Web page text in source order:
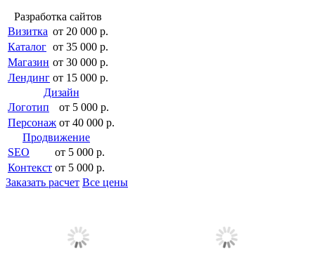
Разработка сайтов
Визитка от 20 000 р.
Каталог от 35 000 р.
Магазин от 30 000 р.
Лендинг от 15 000 р.
Дизайн
Логотип
от 5 000 р.
Персонаж от 40 000 р.
Продвижение
SEO
от 5 000 р.
Контекст от 5 000 р.
Заказать расчет Все цены